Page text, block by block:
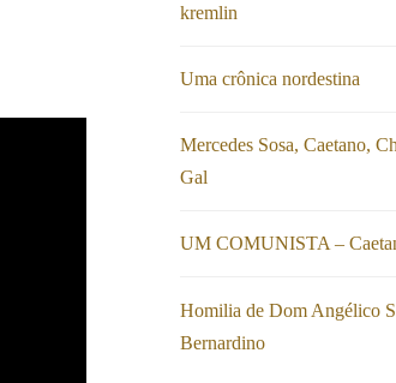
kremlin
Uma crônica nordestina
Mercedes Sosa, Caetano,
Gal
UM COMUNISTA –
Homilia de Dom Angélico
Bernardino